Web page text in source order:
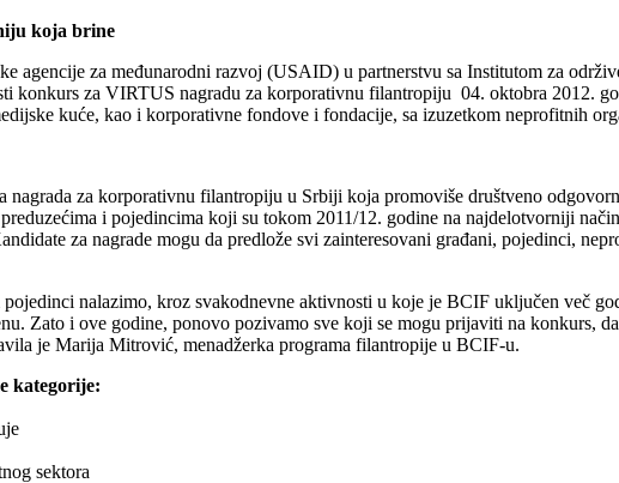
koja brine
agencije za međunarodni razvoj (USAID) u partnerstvu sa Institutom za
konkurs za VIRTUS nagradu za korporativnu filantropiju 04. oktobra 2012.
kuće, kao i korporativne fondove i fondacije, sa izuzetkom neprofitnih
za korporativnu filantropiju u Srbiji koja promoviše društveno
i pojedincima koji su tokom 2011/12. godine na najdelotvorniji
za nagrade mogu da predlože svi zainteresovani građani, pojedinci,
nalazimo, kroz svakodnevne aktivnosti u koje je BCIF uključen več
Zato i ove godine, ponovo pozivamo sve koji se mogu prijaviti na konkurs,
je Marija Mitrović, menadžerka programa filantropije u BCIF-u.
kategorije:
sektora